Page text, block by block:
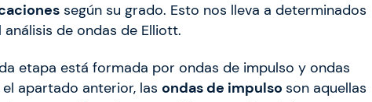
según su grado. Esto nos lleva a determinados
de ondas de Elliott.
etapa está formada por ondas de impulso y ondas
apartado anterior, las ondas de impulso son aquellas